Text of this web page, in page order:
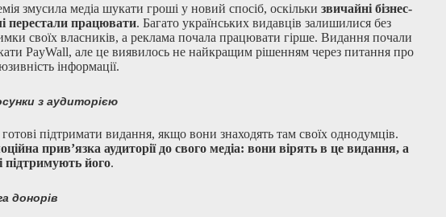
змусила медіа шукати гроші у новий спосіб, оскільки звичайні бізнес-
перестали працювати. Багато українських видавців залишилися без
своїх власників, а реклама почала працювати гірше. Видання почали
PayWall, але це виявилось не найкращим рішенням через питання про
інформації.
з аудиторією
підтримати видання, якщо вони знаходять там своїх однодумців.
прив’язка аудиторії до свого медіа: вони вірять в це видання, а
підтримують його.
донорів